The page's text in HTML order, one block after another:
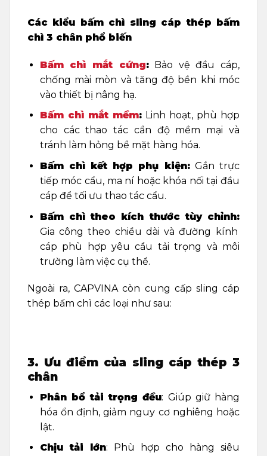
Các kiểu bấm chì sling cáp thép bấm
chì 3 chân phổ biến
Bấm chì mắt cứng:Bảo vệ đầu cáp,
chống mài mòn và tăng độ bền khi móc
vào thiết bị nâng hạ.
Bấm chì mắt mềm:Linh hoạt, phù hợp
cho các thao tác cần độ mềm mại và
tránh làm hỏng bề mặt hàng hóa.
Bấm chì kết hợp phụ kiện:Gắn trực
tiếp móc cẩu, ma ní hoặc khóa nối tại đầu
cáp để tối ưu thao tác cẩu.
Bấm chì theo kích thước tùy chỉnh:
Gia công theo chiều dài và đường kính
cáp phù hợp yêu cầu tải trọng và môi
trường làm việc cụ thể.
Ngoài ra, CAPVINA còn cung cấp sling cáp
thép bấm chì các loại như sau:
3. Ưu điểm của sling cáp thép 3
chân
Phân bổ tải trọng đều: Giúp giữ hàng
hóa ổn định, giảm nguy cơ nghiêng hoặc
lật.
Chịu tải lớn: Phù hợp cho hàng siêu